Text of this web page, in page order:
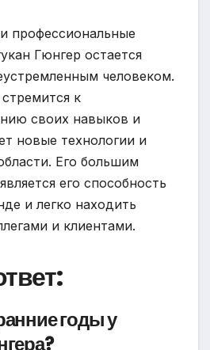
профессиональные
Гюнгер остается
человеком.
к
своих навыков и
новые технологии и
Его большим
его способность
и легко находить
и клиентами.
годы у